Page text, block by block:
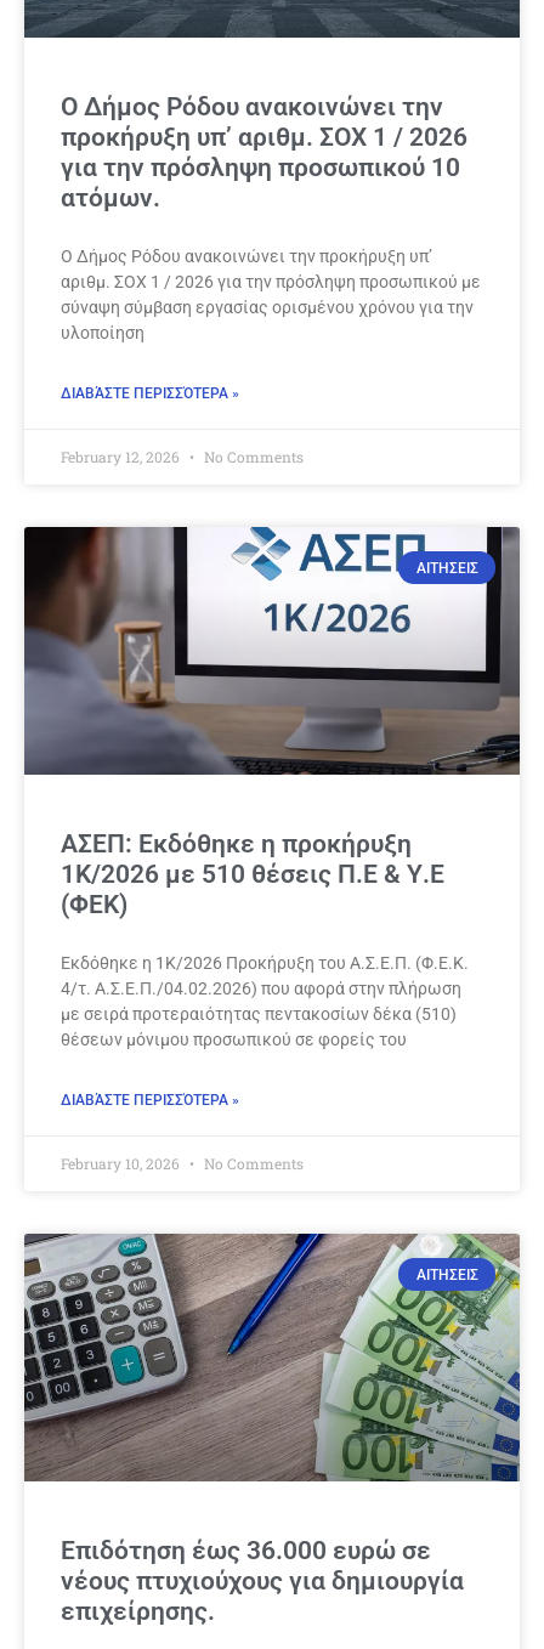
Ο Δήμος Ρόδου ανακοινώνει την
προκήρυξη υπ’ αριθμ. ΣΟΧ 1 / 2026
για την πρόσληψη προσωπικού 10
ατόμων.
Ο Δήμος Ρόδου ανακοινώνει την προκήρυξη υπ’
αριθμ. ΣΟΧ 1 / 2026 για την πρόσληψη προσωπικού με
σύναψη σύμβαση εργασίας ορισμένου χρόνου για την
υλοποίηση
ΔΙΑΒΆΣΤΕ ΠΕΡΙΣΣΌΤΕΡΑ »
February 12, 2026 No Comments
ΑΙΤΗΣΕΙΣ
ΑΣΕΠ: Εκδόθηκε η προκήρυξη
1Κ/2026 με 510 θέσεις Π.Ε & Υ.Ε
(ΦΕΚ)
Εκδόθηκε η 1Κ/2026 Προκήρυξη του Α.Σ.Ε.Π. (Φ.Ε.Κ.
4/τ. Α.Σ.Ε.Π./04.02.2026) που αφορά στην πλήρωση
με σειρά προτεραιότητας πεντακοσίων δέκα (510)
θέσεων μόνιμου προσωπικού σε φορείς του
ΔΙΑΒΆΣΤΕ ΠΕΡΙΣΣΌΤΕΡΑ »
February 10, 2026 No Comments
ΑΙΤΗΣΕΙΣ
Επιδότηση έως 36.000 ευρώ σε
νέους πτυχιούχους για δημιουργία
επιχείρησης.